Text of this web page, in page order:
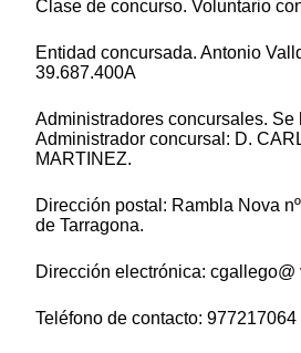
Clase de concurso. Voluntario
Entidad concursada. Antonio
39.687.400A
Administradores concursales. Se
Administrador concursal: D.
MARTINEZ.
Dirección postal: Rambla Nova
de Tarragona.
Dirección electrónica: cgallego@
Teléfono de contacto: 977217064